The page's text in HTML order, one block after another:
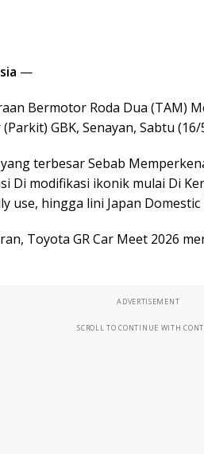
—
Bermotor Roda Dua (TAM)
GBK, Senayan, Sabtu (16/
terbesar Sebab
Di modifikasi ikonik mulai Di
use, hingga lini Japan Domestic
Toyota GR Car Meet 2026
ADVERTISEMENT
SCROLL TO CONTINUE WITH